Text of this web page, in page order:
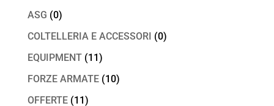
ASG (0)
COLTELLERIA E ACCESSORI (0)
EQUIPMENT (11)
FORZE ARMATE (10)
OFFERTE (11)